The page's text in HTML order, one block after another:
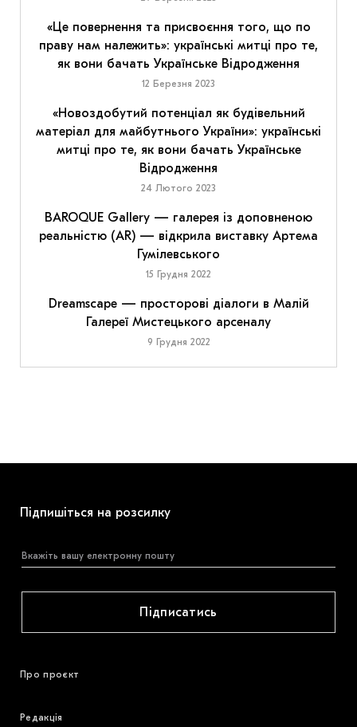
«Це повернення та присвоєння того, що по
праву нам належить»: українські митці про те,
як вони бачать Українське Відродження
12 Березня 2023
«Новоздобутий потенціал як будівельний
матеріал для майбутнього України»: українські
митці про те, як вони бачать Українське
Відродження
24 Лютого 2023
BAROQUE Gallery — галерея із доповненою
реальністю (AR) — відкрила виставку Артема
Гумілевського
15 Грудня 2022
Dreamscape — просторові діалоги в Малій
Галереї Мистецького арсеналу
9 Грудня 2022
Підпишіться на розсилку
Підписатись
Про проєкт
Редакція